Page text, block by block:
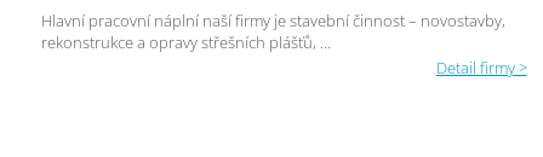
Hlavní pracovní náplní naší firmy je stavební činnost – novostavby,
rekonstrukce a opravy střešních plášťů, ...
Detail firmy >